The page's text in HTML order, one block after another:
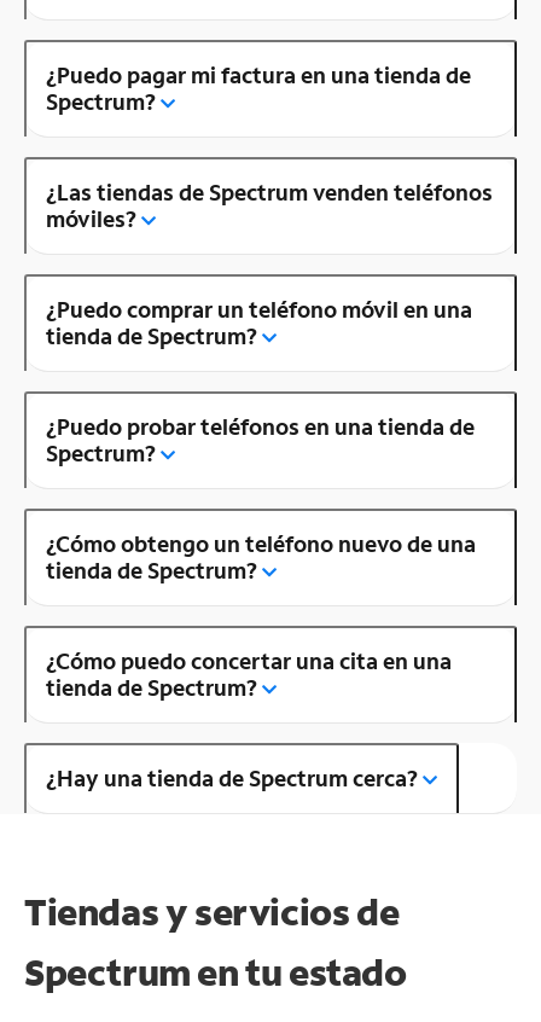
¿Puedo pagar mi factura en una tienda de
Spectrum?
¿Las tiendas de Spectrum venden teléfonos
móviles?
¿Puedo comprar un teléfono móvil en una
tienda de Spectrum?
¿Puedo probar teléfonos en una tienda de
Spectrum?
¿Cómo obtengo un teléfono nuevo de una
tienda de Spectrum?
¿Cómo puedo concertar una cita en una
tienda de Spectrum?
¿Hay una tienda de Spectrum cerca?
Tiendas y servicios de
Spectrum en tu estado